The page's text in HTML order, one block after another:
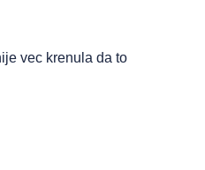
vec krenula da to